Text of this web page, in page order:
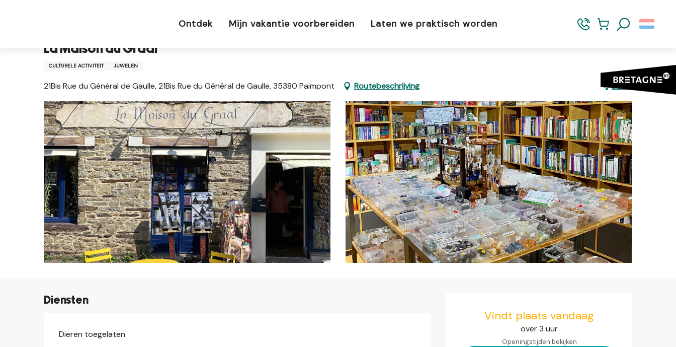
Ontdek Mijn vakantie voorbereiden Laten we praktisch worden
La Maison du Graal
CULTURELE ACTIVITEIT JUWELEN
21Bis Rue du Général de Gaulle, 21Bis Rue du Général de Gaulle, 35380 Paimpont Routebeschrijving Delen
Vindt plaats vandaag
over 3 uur
Openingstijden bekijken
Diensten
Dieren toegelaten